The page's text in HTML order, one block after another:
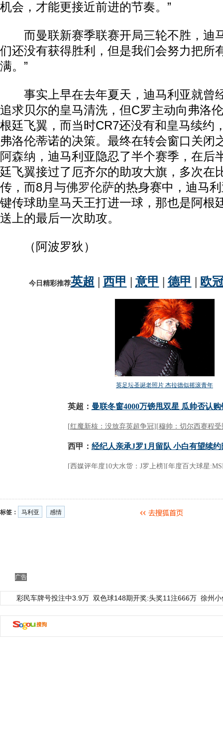
机会，才能更接近前进的节奏。”
而曼联新赛季联赛开局三轮不胜，迪
们还没有获得胜利，但是我们会努力把所
满。”
事实上早在去年夏天，迪马利亚就曾
追求贝尔的皇马清洗，但C罗主动向弗洛
根廷飞翼，而当时CR7还没有和皇马续约
弗洛伦蒂诺的决策。最终在转会窗口关闭
阿森纳 ，迪马利亚隐忍了半个赛季，在后
廷飞翼接过了厄齐尔的助攻大旗，多次在
传，而8月与佛罗伦萨的热身赛中，迪马
键传球助皇马天王打进一球，那也是阿根
送上的最后一次助攻。
（阿波罗狄）
标签： 马利亚 感情
广告
彩民车牌号投注中3.9万 双色球148期开奖:头奖11注666万 徐州